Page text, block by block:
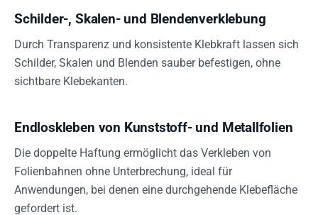
Schilder-, Skalen- und Blendenverklebung
Durch Transparenz und konsistente Klebkraft lassen sich
Schilder, Skalen und Blenden sauber befestigen, ohne
sichtbare Klebekanten.
Endloskleben von Kunststoff- und Metallfolien
Die doppelte Haftung ermöglicht das Verkleben von
Folienbahnen ohne Unterbrechung, ideal für
Anwendungen, bei denen eine durchgehende Klebefläche
gefordert ist.